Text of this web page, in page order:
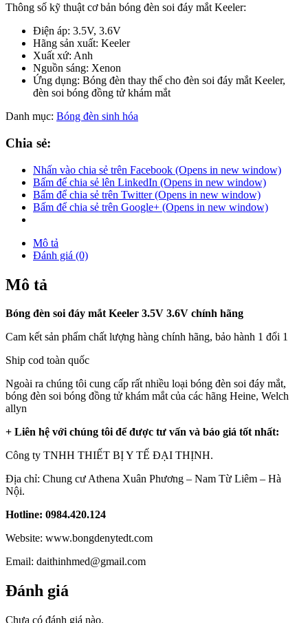
Thông số kỹ thuật cơ bản bóng đèn soi đáy mắt Keeler:
Điện áp: 3.5V, 3.6V
Hãng sản xuất: Keeler
Xuất xứ: Anh
Nguồn sáng: Xenon
Ứng dụng: Bóng đèn thay thế cho đèn soi đáy mắt Keeler,
đèn soi bóng đồng tử khám mắt
Danh mục: Bóng đèn sinh hóa
Chia sẻ:
Nhấn vào chia sẻ trên Facebook (Opens in new window)
Bấm để chia sẻ lên LinkedIn (Opens in new window)
Bấm để chia sẻ trên Twitter (Opens in new window)
Bấm để chia sẻ trên Google+ (Opens in new window)
Mô tả
Đánh giá (0)
Mô tả
Bóng đèn soi đáy mắt Keeler 3.5V 3.6V chính hãng
Cam kết sản phẩm chất lượng hàng chính hãng, bảo hành 1 đổi 1
Ship cod toàn quốc
Ngoài ra chúng tôi cung cấp rất nhiều loại bóng đèn soi đáy mắt,
bóng đèn soi bóng đồng tử khám mắt của các hãng Heine, Welch
allyn
+ Liên hệ với chúng tôi để được tư vấn và báo giá tốt nhất:
Công ty TNHH THIẾT BỊ Y TẾ ĐẠI THỊNH.
Địa chỉ: Chung cư Athena Xuân Phương – Nam Từ Liêm – Hà
Nội.
Hotline: 0984.420.124
Website: www.bongdenytedt.com
Email: daithinhmed@gmail.com
Đánh giá
Chưa có đánh giá nào.